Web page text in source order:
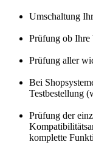
Umschaltung
Prüfung ob Ihre
Prüfung aller
Bei
Testbestellung
Prüfung der
komplette